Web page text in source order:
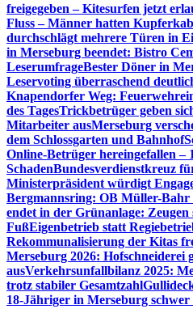
freigegeben – Kitesurfen jetzt
Fluss – Männer hatten
durchschlägt mehrere Türen in
in Merseburg beendet: Bistro
LeserumfrageBester Döner in
Leservoting überraschend
Knapendorfer Weg:
des TagesTrickbetrüger geben
Mitarbeiter ausMerseburg
dem Schlossgarten und Bahnhof
Online-Betrüger hereingefallen –
SchadenBundesverdienstkreuz
Ministerpräsident würdigt
Bergmannsring: OB Müller-Bahr
endet in der Grünanlage: Zeugen
FußEigenbetrieb statt
Rekommunalisierung der Kitas
Merseburg 2026: Hofschneiderei
ausVerkehrsunfallbilanz 2025:
trotz stabiler Gesamtzahl
18-Jähriger in Merseburg schwer